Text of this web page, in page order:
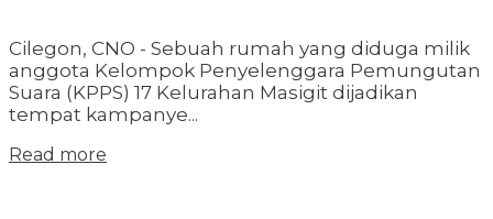
Cilegon, CNO - Sebuah rumah yang diduga milik
anggota Kelompok Penyelenggara Pemungutan
Suara (KPPS) 17 Kelurahan Masigit dijadikan
tempat kampanye...
Read more